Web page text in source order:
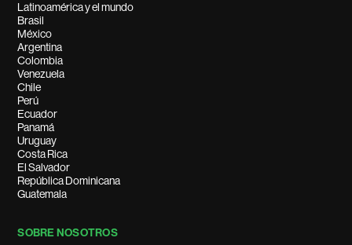
Latinoamérica y el mundo
Brasil
México
Argentina
Colombia
Venezuela
Chile
Perú
Ecuador
Panamá
Uruguay
Costa Rica
El Salvador
República Dominicana
Guatemala
SOBRE NOSOTROS